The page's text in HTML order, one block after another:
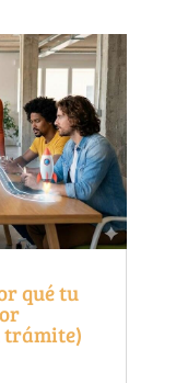
qué tu
trámite)